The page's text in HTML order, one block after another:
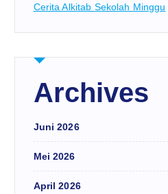
Cerita Alkitab Sekolah Minggu
Archives
Juni 2026
Mei 2026
April 2026